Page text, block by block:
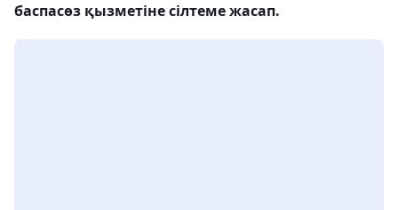
баспасөз қызметіне сілтеме жасап.